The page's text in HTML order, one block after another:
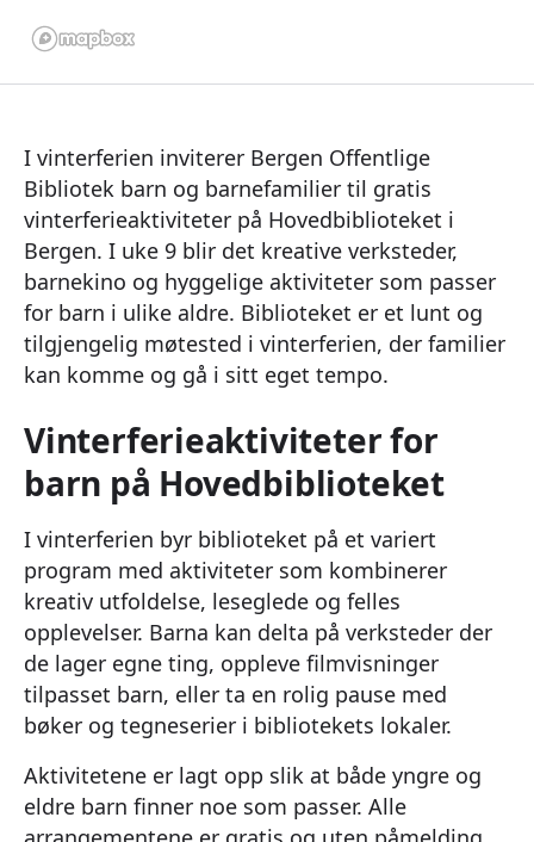
I vinterferien inviterer Bergen Offentlige
Bibliotek barn og barnefamilier til gratis
vinterferieaktiviteter på Hovedbiblioteket i
Bergen. I uke 9 blir det kreative verksteder,
barnekino og hyggelige aktiviteter som passer
for barn i ulike aldre. Biblioteket er et lunt og
tilgjengelig møtested i vinterferien, der familier
kan komme og gå i sitt eget tempo.
Vinterferieaktiviteter for
barn på Hovedbiblioteket
I vinterferien byr biblioteket på et variert
program med aktiviteter som kombinerer
kreativ utfoldelse, leseglede og felles
opplevelser. Barna kan delta på verksteder der
de lager egne ting, oppleve filmvisninger
tilpasset barn, eller ta en rolig pause med
bøker og tegneserier i bibliotekets lokaler.
Aktivitetene er lagt opp slik at både yngre og
eldre barn finner noe som passer. Alle